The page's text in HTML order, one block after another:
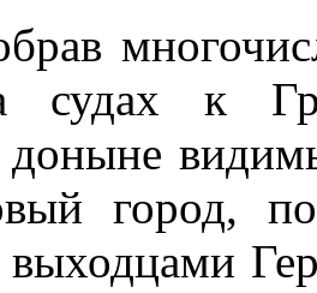
к
доныне
город,
выходцами